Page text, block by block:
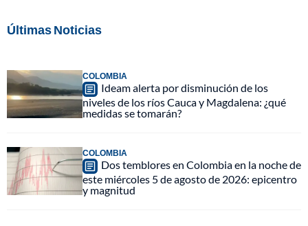
Últimas Noticias
COLOMBIA
Ideam alerta por disminución de los
niveles de los ríos Cauca y Magdalena: ¿qué
medidas se tomarán?
COLOMBIA
Dos temblores en Colombia en la noche de
este miércoles 5 de agosto de 2026: epicentro
y magnitud